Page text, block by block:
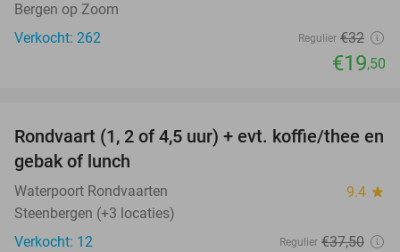
Bergen op Zoom
Verkocht: 262
Regulier €32
€19,50
61%
TODAY
Rondvaart (1, 2 of 4,5 uur) + evt. koffie/thee en
gebak of lunch
Waterpoort Rondvaarten 9.4 star
Steenbergen (+3 locaties)
Verkocht: 12
Regulier €37,50